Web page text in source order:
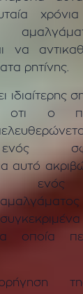
να
ρητίνης.
ιδιαίτερης
ο
αυτό
οποία